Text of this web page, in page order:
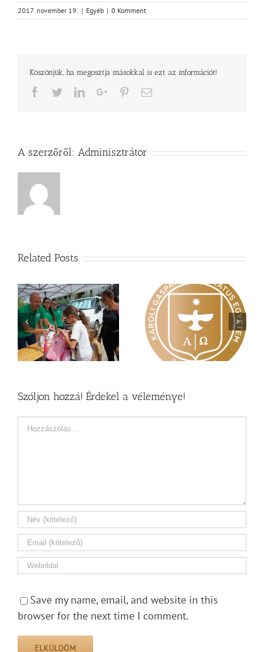
2017. november 19. | Egyéb | 0 Komment
Köszönjük, ha megosztja másokkal is ezt az információt!
Facebook
TwitterLinkedInGoogle+PinterestEmail
A szerzőről: Adminisztrátor
Related Posts
Nagy érdeklődés övezi
a Károli képzéseit
Vasárnapi üzenet –
Zsoltárok 149
Szóljon hozzá! Érdekel a véleménye!
Hozzászólás
Save my name, email, and website in this
browser for the next time I comment.